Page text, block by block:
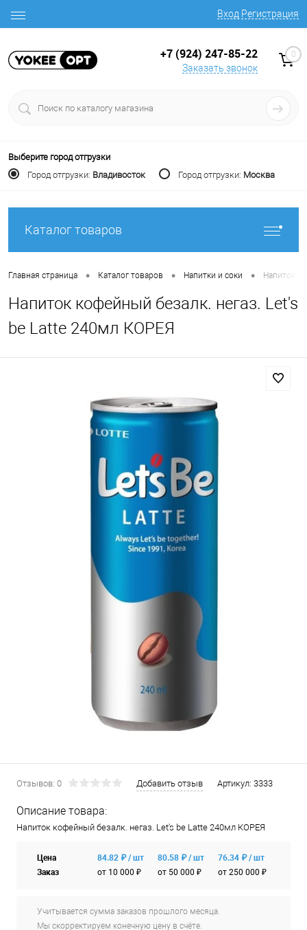
Вход Регистрация
+7 (924) 247-85-22
Заказать звонок
0
Выберите город отгрузки
Город отгрузки: Владивосток Город отгрузки: Москва
Каталог товаров
Главная страница • Каталог товаров • Напитки и соки • Напиток
Напиток кофейный безалк. негаз. Let's
be Latte 240мл КОРЕЯ
Отзывов: 0 Добавить отзыв Артикул: 3333
Описание товара:
Напиток кофейный безалк. негаз. Let's be Latte 240мл КОРЕЯ
Цена
Заказ
84.82 ₽ / шт
от 10 000 ₽
80.58 ₽ / шт
от 50 000 ₽
76.34 ₽ / шт
от 250 000 ₽
Учитывается сумма заказов прошлого месяца.
Мы скорректируем конечную цену в счёте.